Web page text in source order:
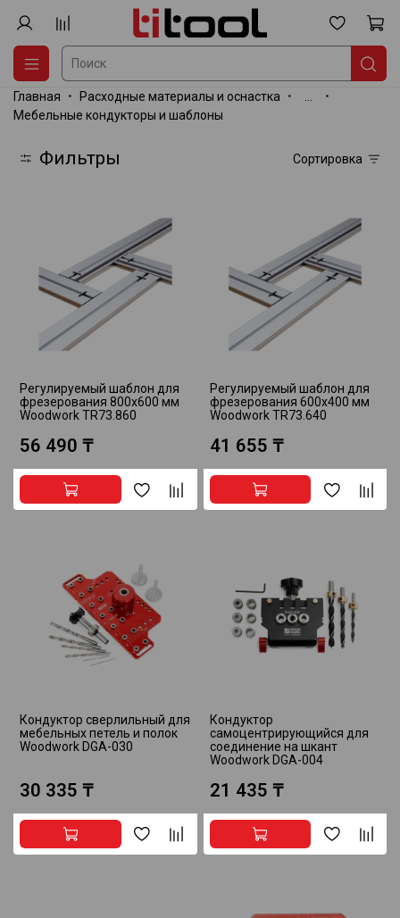
Главная Расходные материалы и оснастка
Мебельные кондукторы и шаблоны
Фильтры Сортировка
Регулируемый шаблон для
фрезерования 800х600 мм
Woodwork TR73.860
56 490 ₸
Регулируемый шаблон для
фрезерования 600х400 мм
Woodwork TR73.640
41 655 ₸
Кондуктор сверлильный для
мебельных петель и полок
Woodwork DGA-030
30 335 ₸
Кондуктор
самоцентрирующийся для
соединение на шкант
Woodwork DGA-004
21 435 ₸